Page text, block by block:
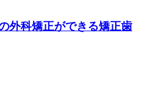
外科矯正ができる矯正歯